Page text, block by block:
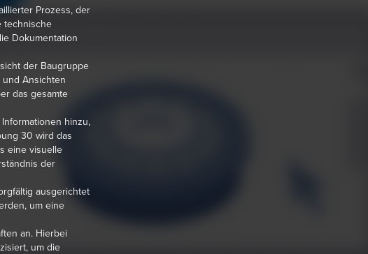
Prozess, der
technische
Dokumentation
der Baugruppe
Ansichten
das gesamte
hinzu,
30 wird das
eine visuelle
der
ausgerichtet
um eine
an. Hierbei
um die